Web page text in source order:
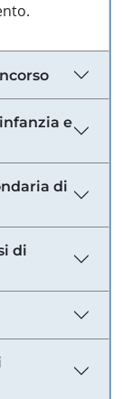
e
di
di